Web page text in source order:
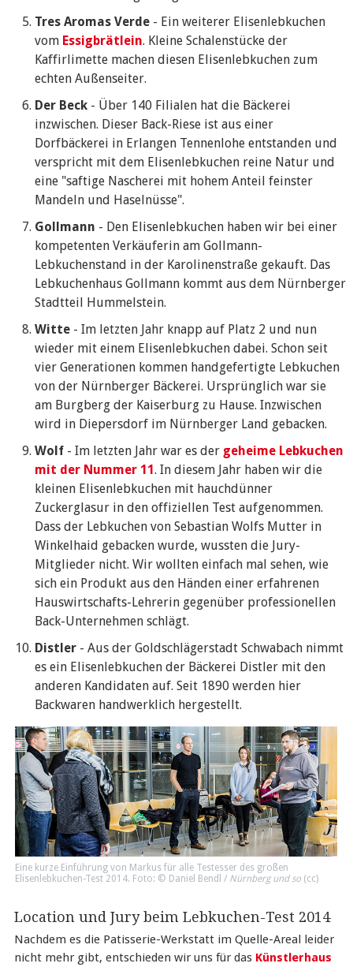
Tres Aromas Verde- Ein weiterer Elisenlebkuchen
vom Essigbrätlein. Kleine Schalenstücke der
Kaffirlimette machen diesen Elisenlebkuchen zum
echten Außenseiter.
Der Beck- Über 140 Filialen hat die Bäckerei
inzwischen. Dieser Back-Riese ist aus einer
Dorfbäckerei in Erlangen Tennenlohe entstanden und
verspricht mit dem Elisenlebkuchen reine Natur und
eine "saftige Nascherei mit hohem Anteil feinster
Mandeln und Haselnüsse".
Gollmann - Den Elisenlebkuchen haben wir bei einer
kompetenten Verkäuferin am Gollmann-
Lebkuchenstand in der Karolinenstraße gekauft. Das
Lebkuchenhaus Gollmann kommt aus dem Nürnberger
Stadtteil Hummelstein.
Witte- Im letzten Jahr knapp auf Platz 2 und nun
wieder mit einem Elisenlebkuchen dabei. Schon seit
vier Generationen kommen handgefertigte Lebkuchen
von der Nürnberger Bäckerei. Ursprünglich war sie
am Burgberg der Kaiserburg zu Hause. Inzwischen
wird in Diepersdorf im Nürnberger Land gebacken.
Wolf- Im letzten Jahr war es der geheime Lebkuchen
mit der Nummer 11. In diesem Jahr haben wir die
kleinen Elisenlebkuchen mit hauchdünner
Zuckerglasur in den offiziellen Test aufgenommen.
Dass der Lebkuchen von Sebastian Wolfs Mutter in
Winkelhaid gebacken wurde, wussten die Jury-
Mitglieder nicht. Wir wollten einfach mal sehen, wie
sich ein Produkt aus den Händen einer erfahrenen
Hauswirtschafts-Lehrerin gegenüber professionellen
Back-Unternehmen schlägt.
Distler- Aus der Goldschlägerstadt Schwabach nimmt
es ein Elisenlebkuchen der Bäckerei Distler mit den
anderen Kandidaten auf. Seit 1890 werden hier
Backwaren handwerklich hergestellt.
Eine kurze Einführung von Markus für alle Testesser des großen
Elisenlebkuchen-Test 2014. Foto: © Daniel Bendl / Nürnberg und so(cc)
Location und Jury beim Lebkuchen-Test 2014
Nachdem es die Patisserie-Werkstatt im Quelle-Areal leider
nicht mehr gibt, entschieden wir uns für das Künstlerhaus